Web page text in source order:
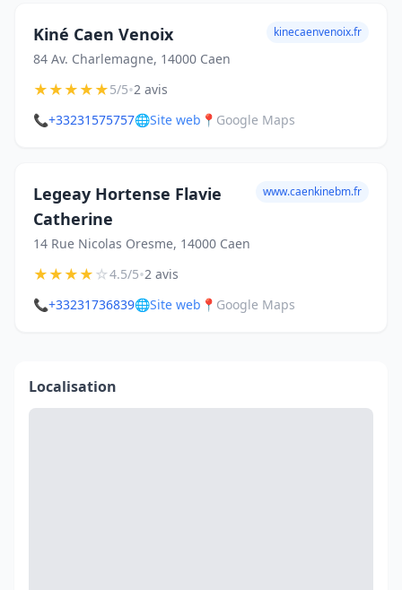
Kiné Caen Venoix
84 Av. Charlemagne, 14000 Caen
kinecaenvenoix.fr
★★★★★5/5•2 avis
📞+33231575757🌐Site web 📍 Google Maps
Legeay Hortense Flavie
Catherine
14 Rue Nicolas Oresme, 14000 Caen
www.caenkinebm.fr
★★★★☆4.5/5•2 avis
📞+33231736839🌐Site web 📍 Google Maps
Localisation